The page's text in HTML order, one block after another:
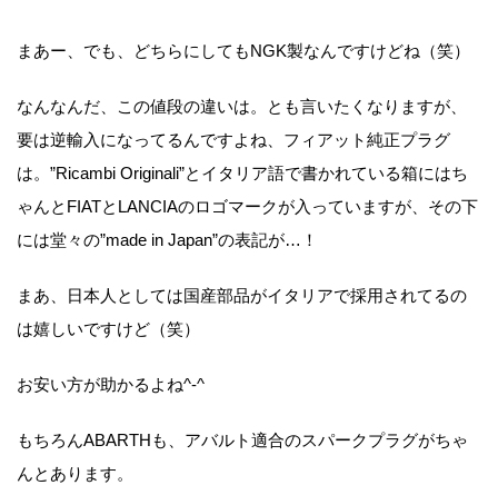
まあー、でも、どちらにしてもNGK製なんですけどね（笑）
なんなんだ、この値段の違いは。とも言いたくなりますが、
要は逆輸入になってるんですよね、フィアット純正プラグ
は。”Ricambi Originali”とイタリア語で書かれている箱にはち
ゃんとFIATとLANCIAのロゴマークが入っていますが、その下
には堂々の”made in Japan”の表記が…！
まあ、日本人としては国産部品がイタリアで採用されてるの
は嬉しいですけど（笑）
お安い方が助かるよね^-^
もちろんABARTHも、アバルト適合のスパークプラグがちゃ
んとあります。